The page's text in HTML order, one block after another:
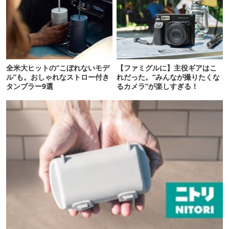
全米大ヒットの“こぼれないモデ
ル”も。おしゃれなストロー付き
タンブラー9選
【ファミグルに】主役ギアはこ
れだった。“みんなが撮りたくな
るカメラ”が楽しすぎる！